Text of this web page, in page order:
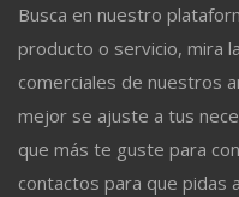
Busca en nuestro
producto o servicio, mira
comerciales de nuestros
mejor se ajuste a tus
que más te guste para
contactos para que pidas